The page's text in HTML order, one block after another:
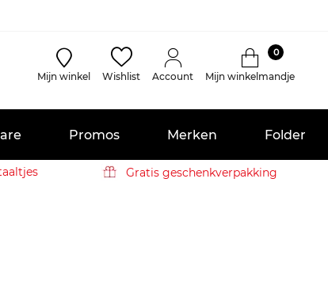
Mijn winkel Wishlist Account Mijn winkelmandje
0
Promos Merken Folder
Gratis geschenkverpakking